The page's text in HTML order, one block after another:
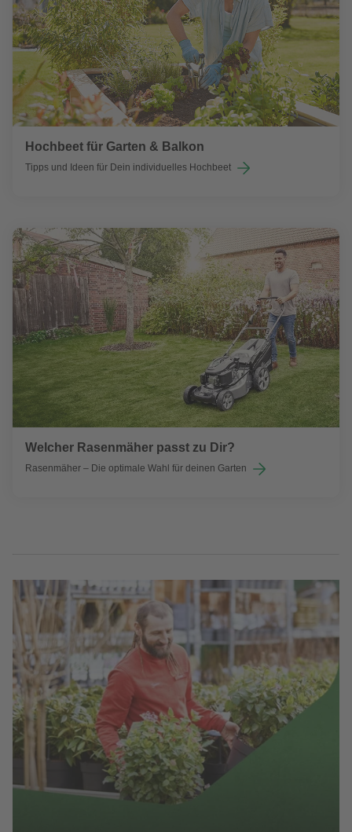
Hochbeet für Garten & Balkon
Tipps und Ideen für Dein individuelles Hochbeet
Welcher Rasenmäher passt zu Dir?
Rasenmäher – Die optimale Wahl für deinen Garten